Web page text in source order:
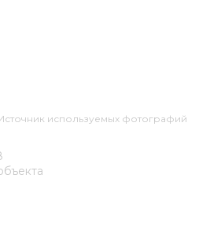
используемых фотографий